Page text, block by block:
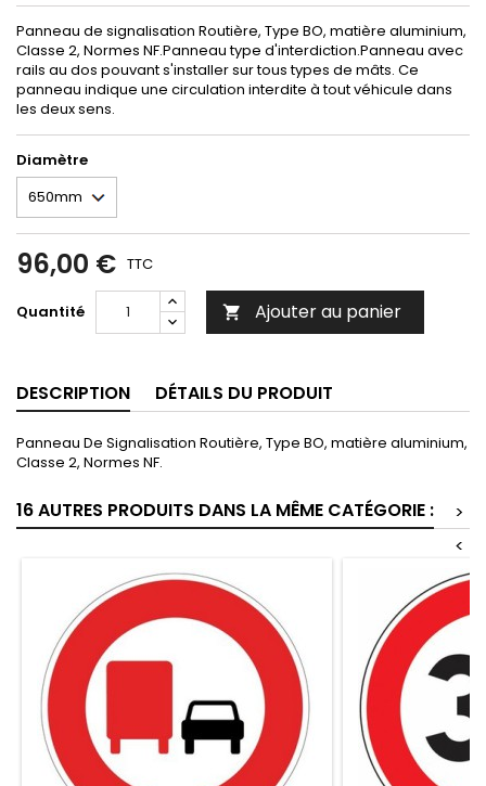
Panneau de signalisation Routière, Type BO, matière aluminium,
Classe 2, Normes NF.Panneau type d'interdiction.Panneau avec
rails au dos pouvant s'installer sur tous types de mâts. Ce
panneau indique une circulation interdite à tout véhicule dans
les deux sens.
Diamètre
96,00 € TTC
Quantité  Ajouter au panier
DESCRIPTION DÉTAILS DU PRODUIT
Panneau De Signalisation Routière, Type BO, matière aluminium,
Classe 2, Normes NF.
16 AUTRES PRODUITS DANS LA MÊME CATÉGORIE :
>
<